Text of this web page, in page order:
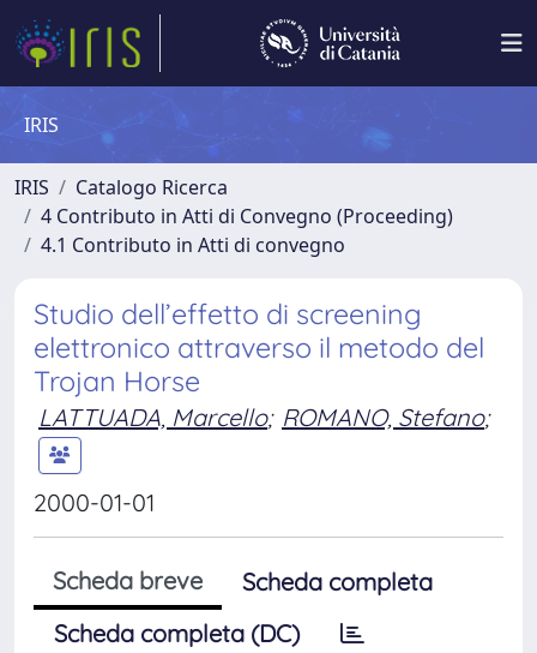
IRIS
IRIS
Catalogo Ricerca
4 Contributo in Atti di Convegno (Proceeding)
4.1 Contributo in Atti di convegno
Studio dell’effetto di screening
elettronico attraverso il metodo del
Trojan Horse
LATTUADA, Marcello; ROMANO, Stefano;
2000-01-01
Scheda breve
Scheda completa
Scheda completa (DC)